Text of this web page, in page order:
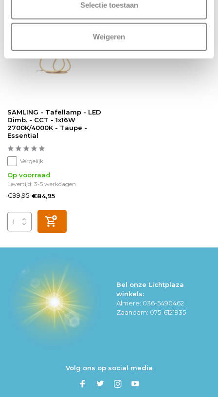
Selectie toestaan
Weigeren
sale 15%
SAMLING - Tafellamp - LED
Dimb. - CCT - 1x16W
2700K/4000K - Taupe -
Essential
Vergelijk
Op voorraad
Levertijd: 3-5 werkdagen
€99,95 €84,95
Bel onze Lichtplaza
winkels:
Almere: 036-5490462
Zaandam: 075-6121935
Volg ons op social media